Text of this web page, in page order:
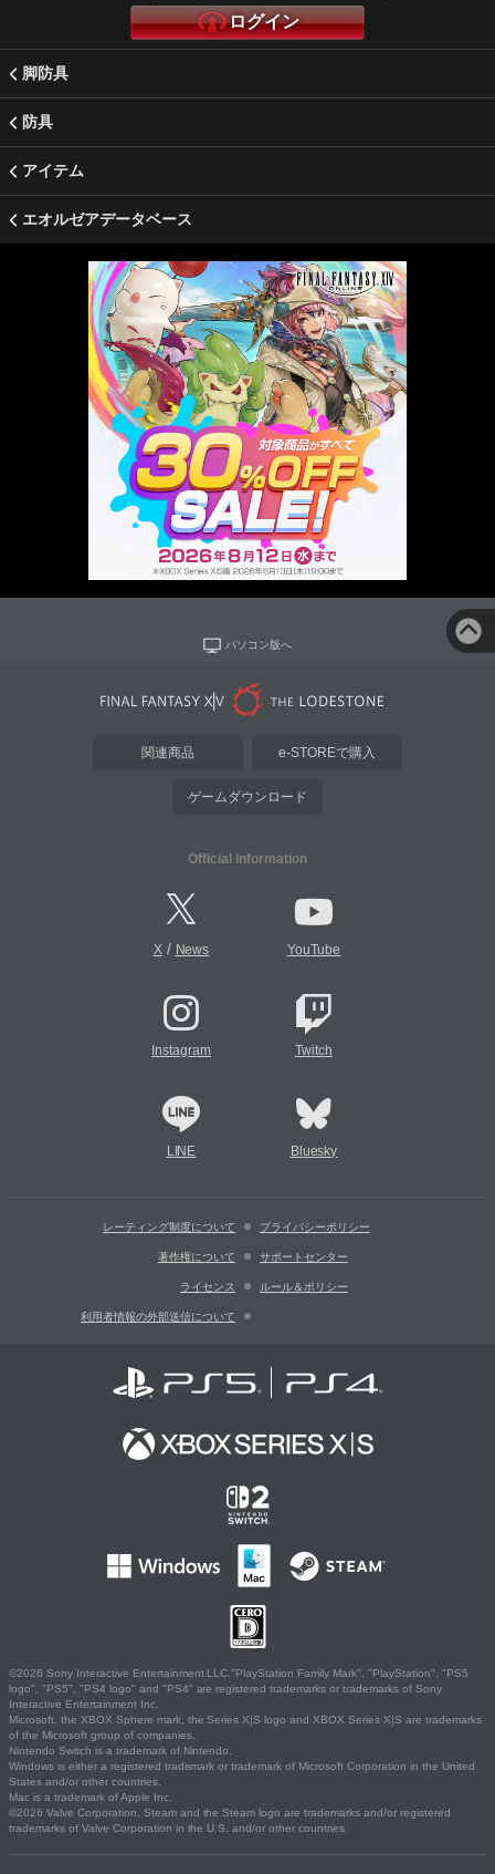
ログイン
脚防具
防具
アイテム
エオルゼアデータベース
パソコン版へ
関連商品 e-STOREで購入
ゲームダウンロード
Official Information
X/ News YouTube
Instagram Twitch
LINE Bluesky
レーティング制度について プライバシーポリシー
著作権について サポートセンター
ライセンス ルール＆ポリシー
利用者情報の外部送信について
©2026 Sony Interactive Entertainment LLC."PlayStation Family Mark", "PlayStation", "PS5
logo", "PS5", "PS4 logo" and "PS4" are registered trademarks or trademarks of Sony
Interactive Entertainment Inc.
Microsoft, the XBOX Sphere mark, the Series X|S logo and XBOX Series X|S are trademarks
of the Microsoft group of companies.
Nintendo Switch is a trademark of Nintendo.
Windows is either a registered trademark or trademark of Microsoft Corporation in the United
States and/or other countries.
Mac is a trademark of Apple Inc.
©2026 Valve Corporation. Steam and the Steam logo are trademarks and/or registered
trademarks of Valve Corporation in the U.S. and/or other countries.